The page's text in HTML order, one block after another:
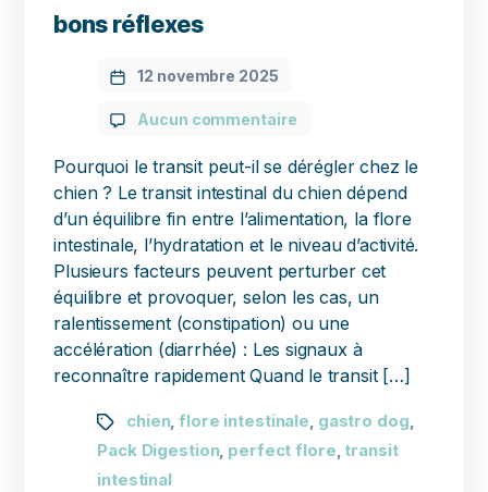
bons réflexes
12 novembre 2025
Aucun commentaire
Pourquoi le transit peut-il se dérégler chez le
chien ? Le transit intestinal du chien dépend
d’un équilibre fin entre l’alimentation, la flore
intestinale, l’hydratation et le niveau d’activité.
Plusieurs facteurs peuvent perturber cet
équilibre et provoquer, selon les cas, un
ralentissement (constipation) ou une
accélération (diarrhée) : Les signaux à
reconnaître rapidement Quand le transit […]
chien,flore intestinale gastro dog
Pack Digestion, perfect flore transit
intestinal